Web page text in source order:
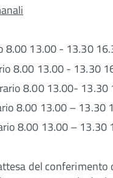
8.00 13.00 - 13.30
8.00 13.00 - 13.30
8.00 13.00- 13.30
8.00 13.00 – 13.30
8.00 13.00 – 13.30
del